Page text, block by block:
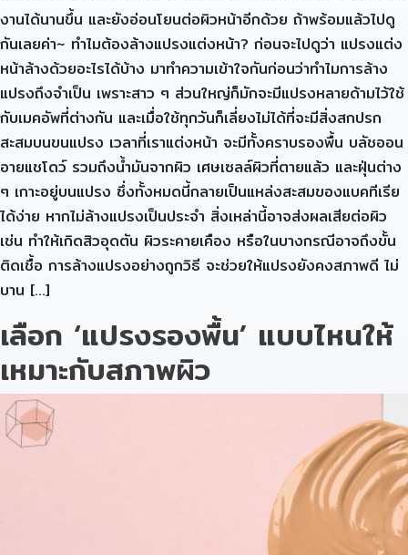
งานได้นานขึ้น และยังอ่อนโยนต่อผิวหน้าอีกด้วย ถ้าพร้อมแล้วไปดู
กันเลยค่า~ ทำไมต้องล้างแปรงแต่งหน้า? ก่อนจะไปดูว่า แปรงแต่ง
หน้าล้างด้วยอะไรได้บ้าง มาทำความเข้าใจกันก่อนว่าทำไมการล้าง
แปรงถึงจำเป็น เพราะสาว ๆ ส่วนใหญ่ก็มักจะมีแปรงหลายด้ามไว้ใช้
กับเมคอัพที่ต่างกัน และเมื่อใช้ทุกวันก็เลี่ยงไม่ได้ที่จะมีสิ่งสกปรก
สะสมบนขนแปรง เวลาที่เราแต่งหน้า จะมีทั้งคราบรองพื้น บลัชออน
อายแชโดว์ รวมถึงน้ำมันจากผิว เศษเซลล์ผิวที่ตายแล้ว และฝุ่นต่าง
ๆ เกาะอยู่บนแปรง ซึ่งทั้งหมดนี้กลายเป็นแหล่งสะสมของแบคทีเรีย
ได้ง่าย หากไม่ล้างแปรงเป็นประจำ สิ่งเหล่านี้อาจส่งผลเสียต่อผิว
เช่น ทำให้เกิดสิวอุดตัน ผิวระคายเคือง หรือในบางกรณีอาจถึงขั้น
ติดเชื้อ การล้างแปรงอย่างถูกวิธี จะช่วยให้แปรงยังคงสภาพดี ไม่
บาน […]
เลือก ‘แปรงรองพื้น’ แบบไหนให้
เหมาะกับสภาพผิว